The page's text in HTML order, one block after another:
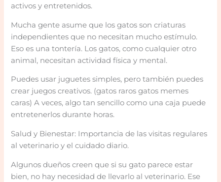
activos y entretenidos.
Mucha gente asume que los gatos son criaturas
independientes que no necesitan mucho estímulo.
Eso es una tontería. Los gatos, como cualquier otro
animal, necesitan actividad física y mental.
Puedes usar juguetes simples, pero también puedes
crear juegos creativos. (gatos raros gatos memes
caras) A veces, algo tan sencillo como una caja puede
entretenerlos durante horas.
Salud y Bienestar: Importancia de las visitas regulares
al veterinario y el cuidado diario.
Algunos dueños creen que si su gato parece estar
bien, no hay necesidad de llevarlo al veterinario. Ese